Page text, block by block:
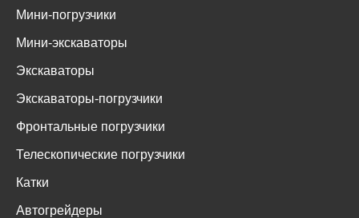
Мини-погрузчики
Мини-экскаваторы
Экскаваторы
Экскаваторы-погрузчики
Фронтальные погрузчики
Телескопические погрузчики
Катки
Автогрейдеры